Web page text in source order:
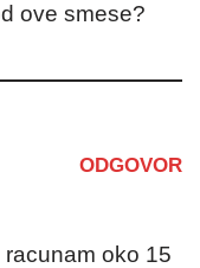
ove smese?
ODGOVOR
oko 15